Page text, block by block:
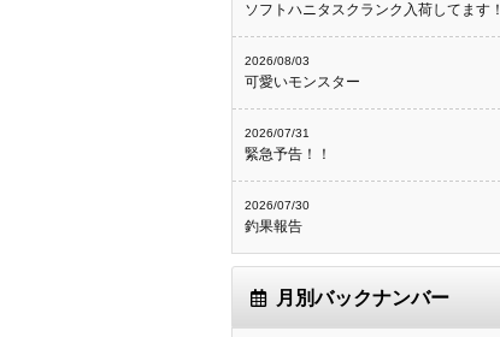
ソフトハニタスクランク入荷してます！
2026/08/03
可愛いモンスター
2026/07/31
緊急予告！！
2026/07/30
釣果報告
月別バックナンバー